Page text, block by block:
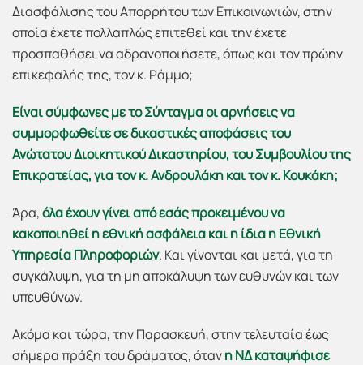
Διασφάλισης του Απορρήτου των Επικοινωνιών, στην
οποία έχετε πολλαπλώς επιτεθεί και την έχετε
προσπαθήσει να αδρανοποιήσετε, όπως και τον πρώην
επικεφαλής της, τον κ. Ράμμο;
Είναι σύμφωνες με το Σύνταγμα οι αρνήσεις να
συμμορφωθείτε σε δικαστικές αποφάσεις του
Ανώτατου Διοικητικού Δικαστηρίου, του Συμβουλίου της
Επικρατείας, για τον κ. Ανδρουλάκη και τον κ. Κουκάκη;
Άρα,όλα έχουν γίνει από εσάς προκειμένου να
κακοποιηθεί η εθνική ασφάλεια και η ίδια η Εθνική
Υπηρεσία Πληροφοριών. Και γίνονται και μετά, για τη
συγκάλυψη, για τη μη αποκάλυψη των ευθυνών και των
υπευθύνων.
Ακόμα και τώρα, την Παρασκευή, στην τελευταία έως
σήμερα πράξη του δράματος, ότανη ΝΔ καταψήφισε